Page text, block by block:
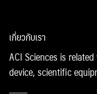
เกี่ยวกับเรา
ACI Sciences is
device, scientific